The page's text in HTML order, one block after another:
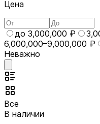
Цена
до 3,000,000 ₽
6,000,000–9,000,000 ₽
Неважно
Все
В наличии